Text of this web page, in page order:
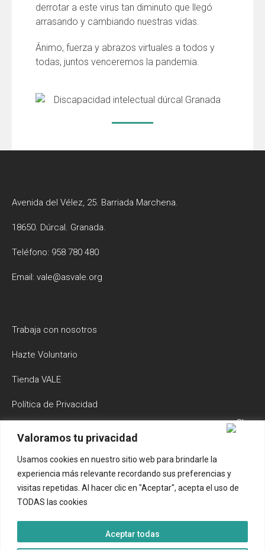
Valoramos tu privacidad
Usamos cookies en nuestro sitio web para brindarle la
experiencia más relevante recordando sus preferencias y
visitas repetidas. Al hacer clic en "Aceptar", acepta el uso de
TODAS las cookies
Aceptar todas
derrotar a este virus tan diminuto que llegó
arrasando y cambiando nuestras vidas.
Ánimo, fuerza y abrazos virtuales a todos y
todas, juntos venceremos la pandemia.
Avenida del Vélez, 25. Barriada Marchena.
18650. Dúrcal. Granada.
Teléfono: 958 780 480
Email: vale@asvale.org
Trabaja con nosotros
Hazte Voluntario
Tienda VALE
Política de Privacidad
Aviso Legal y Condiciones de Uso
Buscador